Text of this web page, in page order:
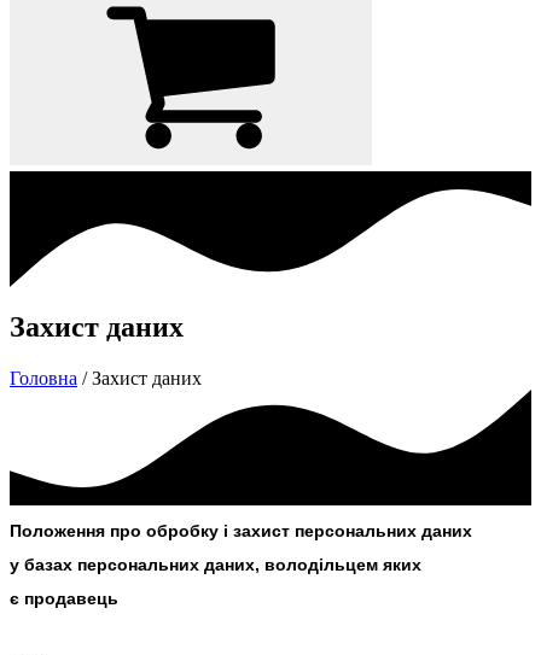
Захист даних
Головна / Захист даних
Положення про обробку і захист персональних даних
у базах персональних даних, володільцем яких
є продавець